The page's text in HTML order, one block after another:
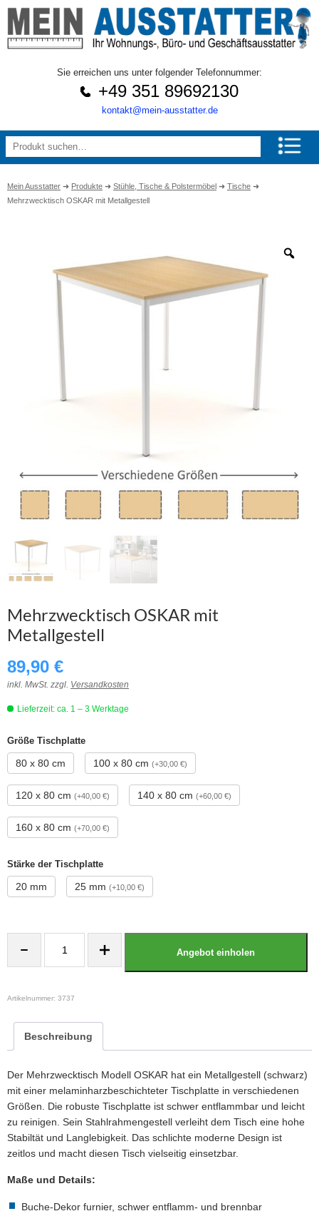
Sie erreichen uns unter folgender Telefonnummer:
+49 351 89692130
kontakt@mein-ausstatter.de
Mein Ausstatter ➜ Produkte ➜ Stühle, Tische & Polstermöbel ➜ Tische ➜
Mehrzwecktisch OSKAR mit Metallgestell
Mehrzwecktisch OSKAR mit
Metallgestell
89,90 €
inkl. MwSt. zzgl. Versandkosten
Lieferzeit: ca. 1 – 3 Werktage
Größe Tischplatte
80 x 80 cm 100 x 80 cm (+30,00 €)
120 x 80 cm (+40,00 €) 140 x 80 cm (+60,00 €)
160 x 80 cm (+70,00 €)
Stärke der Tischplatte
20 mm 25 mm (+10,00 €)
Angebot einholen
Artikelnummer: 3737
Beschreibung
Der Mehrzwecktisch Modell OSKAR hat ein Metallgestell (schwarz)
mit einer melaminharzbeschichteter Tischplatte in verschiedenen
Größen. Die robuste Tischplatte ist schwer entflammbar und leicht
zu reinigen. Sein Stahlrahmengestell verleiht dem Tisch eine hohe
Stabiltät und Langlebigkeit. Das schlichte moderne Design ist
zeitlos und macht diesen Tisch vielseitig einsetzbar.
Maße und Details:
Buche-Dekor furnier, schwer entflamm- und brennbar